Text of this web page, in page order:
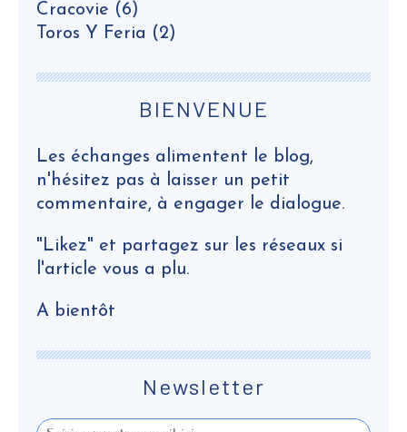
Newsletter
Cracovie (6)
Toros Y Feria (2)
BIENVENUE
Les échanges alimentent le blog,
n'hésitez pas à laisser un petit
commentaire, à engager le dialogue.
"Likez" et partagez sur les réseaux si
l'article vous a plu.
A bientôt